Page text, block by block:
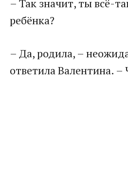
– Так значит, ты всё-
ребёнка?
– Да, родила, –
ответила Валентина. –